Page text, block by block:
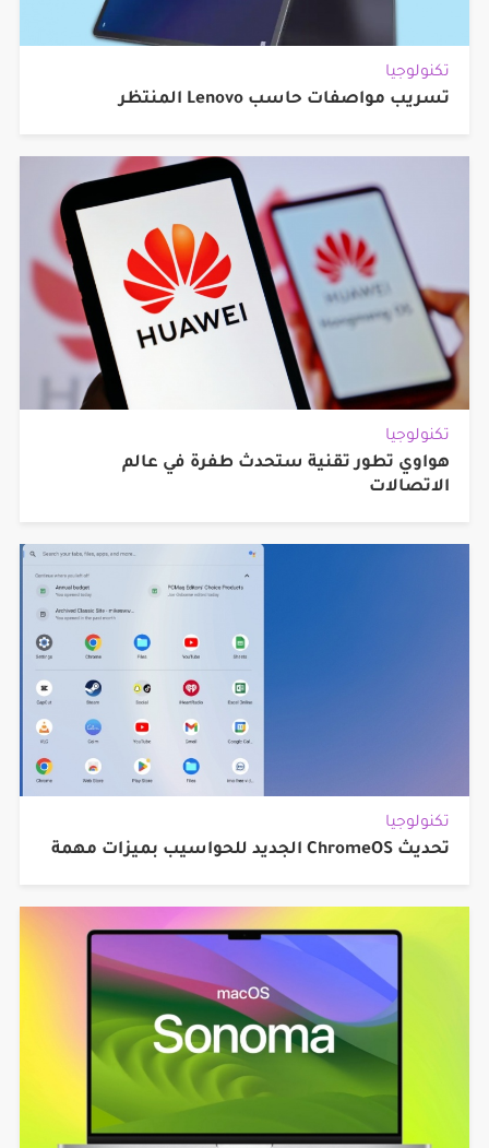
تكنولوجيا
تسريب مواصفات حاسب Lenovo المنتظر
تكنولوجيا
هواوي تطور تقنية ستحدث طفرة في عالم
الاتصالات
تكنولوجيا
تحديث ChromeOS الجديد للحواسيب بميزات مهمة